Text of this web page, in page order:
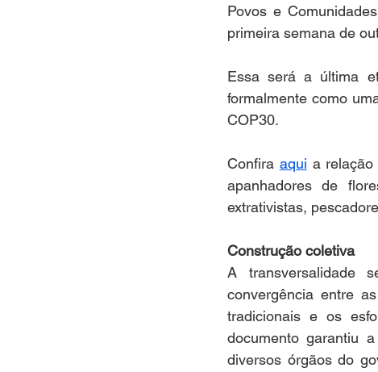
Povos e
primeira semana de
Essa será a última
formalmente como
COP30.
Confira aqui a
apanhadores de
extrativistas,
Construção coletiva
A transversalidade
convergência entre
tradicionais e os
documento garantiu
diversos órgãos do